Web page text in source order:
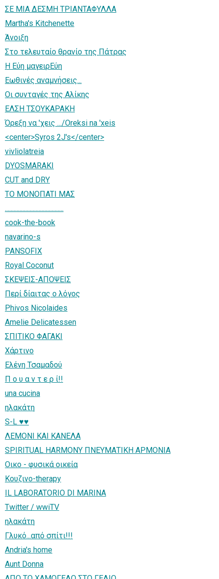
ΣΕ ΜΙΑ ΔΕΣΜΗ ΤΡΙΑΝΤΑΦΥΛΛΑ
Martha's Kitchenette
Άνοιξη
Στο τελευταίο θρανίο της Πάτρας
Η Εύη μαγειρΕύη
Εωθινές αναμνήσεις...
Οι συνταγές της Αλίκης
ΕΛΣΗ ΤΣΟΥΚΑΡΑΚΗ
Όρεξη να 'χεις .../Oreksi na 'xeis
<center>Syros 2J's</center>
vivliolatreia
DYOSMARAKI
CUT and DRY
TO MONOΠATI MAΣ
........................................
cook-the-book
navarino-s
PANSOFIX
Royal Coconut
ΣΚΕΨΕΙΣ-ΑΠΟΨΕΙΣ
Περί δίαιτας ο λόγος
Phivos Nicolaides
Amelie Delicatessen
ΣΠΙΤΙΚΟ ΦΑΓΑΚΙ
Χάρτινο
Ελένη Τσαμαδού
Π ο υ α ν τ ε ρ ί!!
una cucina
ηλακάτη
S-L ♥♥
ΛΕΜΟΝΙ ΚΑΙ ΚΑΝΕΛΑ
SPIRITUAL HARMONY ΠΝΕΥΜΑΤΙΚΗ ΑΡΜΟΝΙΑ
Οικο - φυσικά οικεία
Κουζινο-therapy
IL LABORATORIO DI MARINA
Twitter / wwiTV
ηλακάτη
Γλυκό...από σπίτι!!!
Andria's home
Aunt Donna